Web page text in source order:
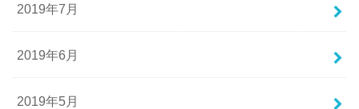
2019年7月
2019年6月
2019年5月